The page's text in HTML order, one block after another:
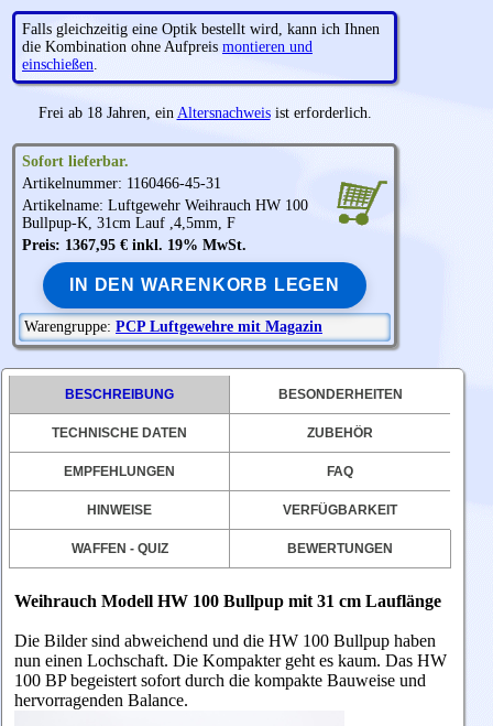
Falls gleichzeitig eine Optik bestellt wird, kann ich Ihnen
die Kombination ohne Aufpreis montieren und
einschießen
Frei ab 18 Jahren, ein Altersnachweisist erforderlich.
Sofort lieferbar.
Artikelnummer: 1160466-45-31
Artikelname: Luftgewehr Weihrauch HW 100
Bullpup-K, 31cm Lauf ,4,5mm, F
Preis: 1367,95 € inkl. 19% MwSt.
IN DEN WARENKORB LEGEN
Warengruppe: PCP Luftgewehre mit Magazin
BESCHREIBUNG BESONDERHEITEN
TECHNISCHE DATEN ZUBEHÖR
EMPFEHLUNGEN FAQ
HINWEISE VERFÜGBARKEIT
WAFFEN - QUIZ BEWERTUNGEN
Weihrauch Modell HW 100 Bullpup mit 31 cm Lauflänge
Die Bilder sind abweichend und die HW 100 Bullpup haben
nun einen Lochschaft. Die Kompakter geht es kaum. Das HW
100 BP begeistert sofort durch die kompakte Bauweise und
hervorragenden Balance.